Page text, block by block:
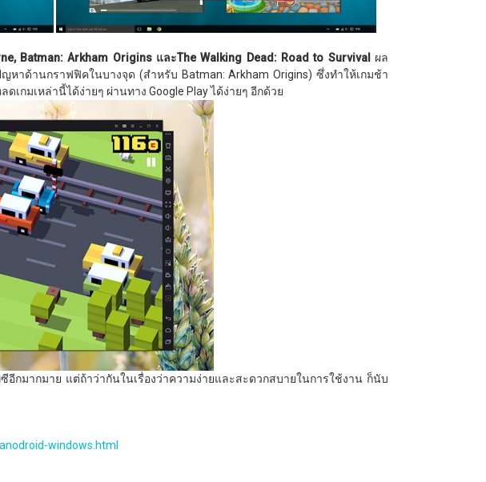
Batman: Arkham Origins และThe Walking Dead: Road to Survival
ผล
าด้านกราฟฟิคในบางจุด (สำหรับ Batman: Arkham Origins) ซึ่งทำให้เกมช้า
เกมเหล่านี้ได้ง่ายๆ ผ่านทาง Google Play ได้ง่ายๆ อีกด้วย
กมากมาย แต่ถ้าว่ากันในเรื่องว่าความง่ายและสะดวกสบายในการใช้งาน ก็นับ
windows.html